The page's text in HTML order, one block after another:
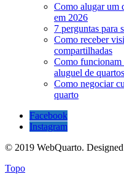
Como alugar um
em 2026
7 perguntas para
Como receber
compartilhadas
Como funcionam
aluguel de quartos
Como negociar
quarto
Facebook
Instagram
© 2019 WebQuarto.
Topo